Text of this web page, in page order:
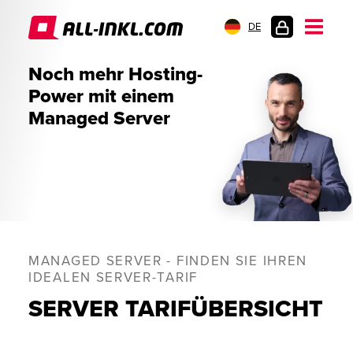
DE
Noch mehr Hosting-
Power mit einem
Managed Server
MANAGED SERVER - FINDEN SIE IHREN
IDEALEN SERVER-TARIF
SERVER TARIFÜBERSICHT